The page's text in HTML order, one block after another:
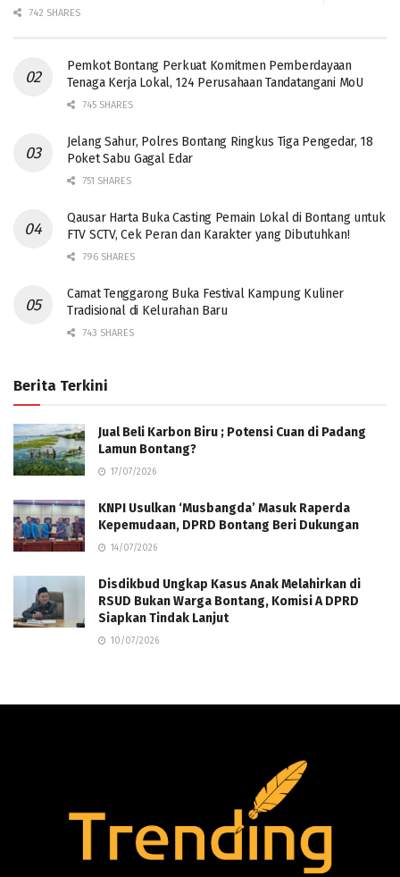
742 SHARES
Pemkot Bontang Perkuat Komitmen Pemberdayaan
Tenaga Kerja Lokal, 124 Perusahaan Tandatangani MoU
745 SHARES
Jelang Sahur, Polres Bontang Ringkus Tiga Pengedar, 18
Poket Sabu Gagal Edar
751 SHARES
Qausar Harta Buka Casting Pemain Lokal di Bontang untuk
FTV SCTV, Cek Peran dan Karakter yang Dibutuhkan!
796 SHARES
Camat Tenggarong Buka Festival Kampung Kuliner
Tradisional di Kelurahan Baru
743 SHARES
Berita Terkini
Jual Beli Karbon Biru ; Potensi Cuan di Padang
Lamun Bontang?
17/07/2026
KNPI Usulkan ‘Musbangda’ Masuk Raperda
Kepemudaan, DPRD Bontang Beri Dukungan
14/07/2026
Disdikbud Ungkap Kasus Anak Melahirkan di
RSUD Bukan Warga Bontang, Komisi A DPRD
Siapkan Tindak Lanjut
10/07/2026